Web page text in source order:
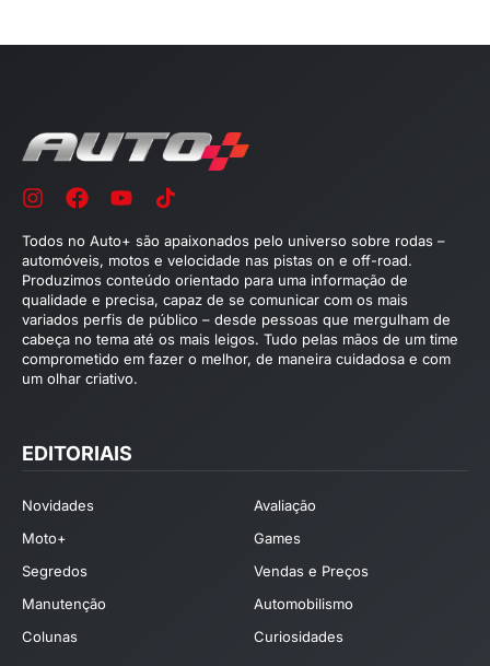
Todos no Auto+ são apaixonados pelo universo sobre rodas –
automóveis, motos e velocidade nas pistas on e off-road.
Produzimos conteúdo orientado para uma informação de
qualidade e precisa, capaz de se comunicar com os mais
variados perfis de público – desde pessoas que mergulham de
cabeça no tema até os mais leigos. Tudo pelas mãos de um time
comprometido em fazer o melhor, de maneira cuidadosa e com
um olhar criativo.
EDITORIAIS
Novidades
Avaliação
Moto+
Games
Segredos
Vendas e Preços
Manutenção
Automobilismo
Colunas
Curiosidades